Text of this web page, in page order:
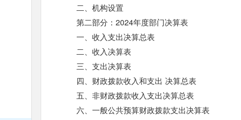
二、机构设置
第二部分：2024年度部门决算表
一、收入支出决算总表
二、收入决算表
三、支出决算表
四、财政拨款收入和支出 决算总表
五、非财政拨款收入支出决算总表
六、一般公共预算财政拨款支出决算表